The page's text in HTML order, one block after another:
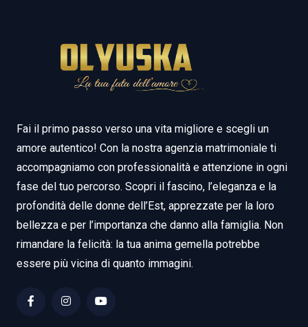
Fai il primo passo verso una vita migliore e scegli un
amore autentico! Con la nostra agenzia matrimoniale ti
accompagniamo con professionalità e attenzione in ogni
fase del tuo percorso. Scopri il fascino, l’eleganza e la
profondità delle donne dell’Est, apprezzate per la loro
bellezza e per l’importanza che danno alla famiglia. Non
rimandare la felicità: la tua anima gemella potrebbe
essere più vicina di quanto immagini.